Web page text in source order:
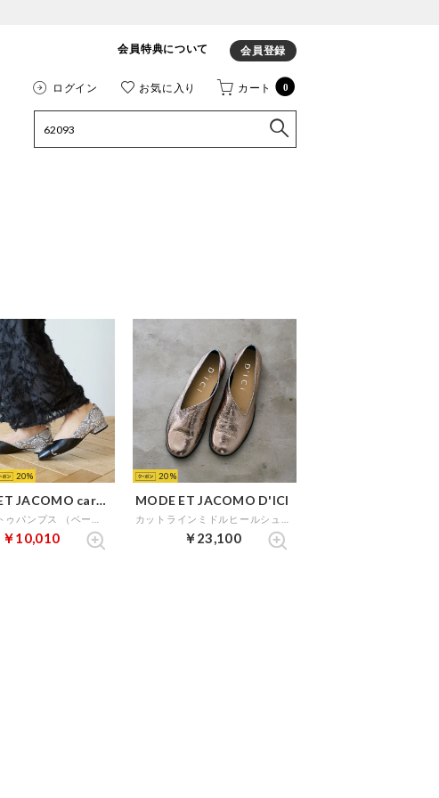
会員特典について 会員登録
ログイン お気に入り カート 0
20
MODE ET JACOMO carino
￥10,010
20
MODE ET JACOMO D'ICI
￥23,100